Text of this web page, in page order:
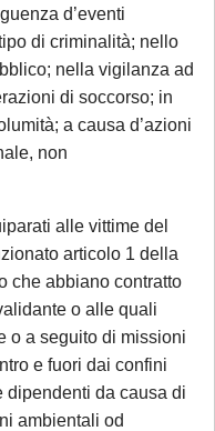
d’eventi
di criminalità; nello
nella vigilanza ad
di soccorso; in
a causa d’azioni
non
alle vittime del
articolo 1 della
che abbiano contratto
o alle quali
o a seguito di missioni
e fuori dai confini
dipendenti da causa di
ambientali od